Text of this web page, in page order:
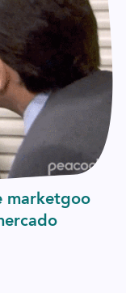
marketgoo